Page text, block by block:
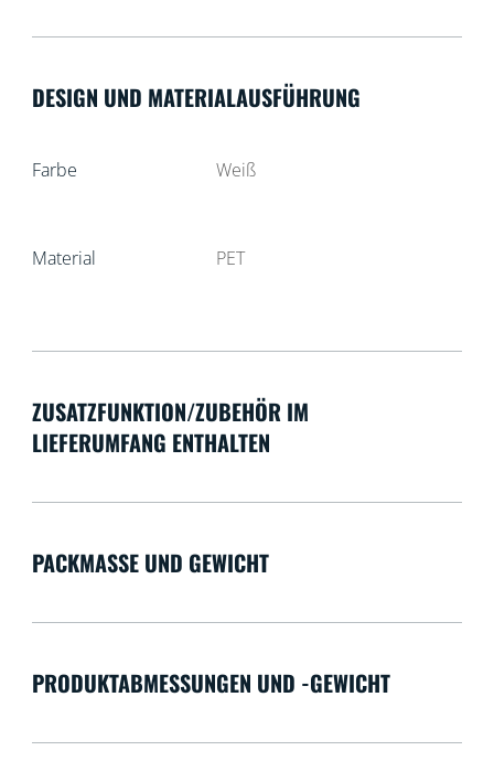
DESIGN UND MATERIALAUSFÜHRUNG
Farbe Weiß
Material PET
ZUSATZFUNKTION/ZUBEHÖR IM
LIEFERUMFANG ENTHALTEN
PACKMASSE UND GEWICHT
PRODUKTABMESSUNGEN UND -GEWICHT